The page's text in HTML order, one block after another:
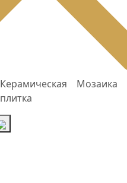
Керамическая
плитка
Мозаика